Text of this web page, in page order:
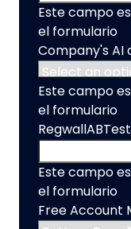
Este campo
el formulario
Company's AI
Este campo
el formulario
RegwallABTest
Este campo
el formulario
Free Account